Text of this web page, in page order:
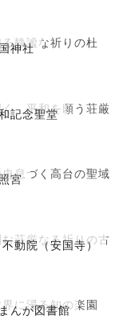
神社
静謐な祈りの杜
記念聖堂
、平和を願う荘厳
宮
息づく高台の聖域
動院（安国寺）
荘厳なる祈りの古
んが図書館
に浸る知の楽園